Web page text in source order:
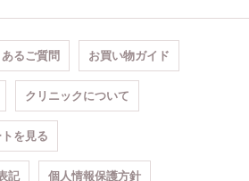
あるご質問 お買い物ガイド
クリニックについて
を見る
記 個人情報保護方針